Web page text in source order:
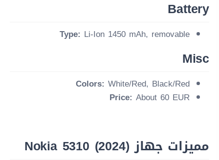
Battery
Type: Li-Ion 1450 mAh, removable
Misc
Colors: White/Red, Black/Red
Price: About 60 EUR
مميزات جهاز Nokia 5310 (2024)